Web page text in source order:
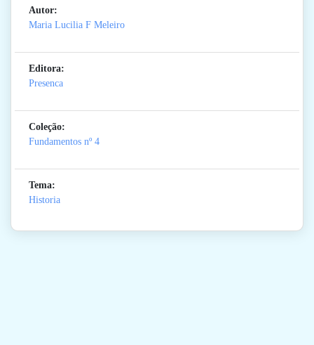
Autor:
Maria Lucilia F Meleiro
Editora:
Presenca
Coleção:
Fundamentos nº 4
Tema:
Historia